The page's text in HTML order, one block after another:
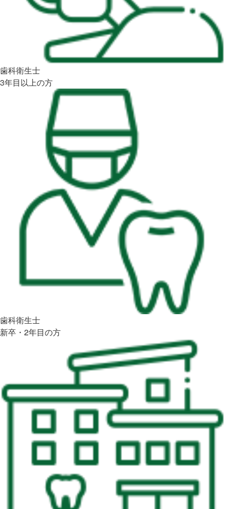
歯科衛生士
3年目以上の方
歯科衛生士
新卒・2年目の方